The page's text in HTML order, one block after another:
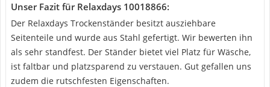
Unser Fazit für Relaxdays 10018866:
Der Relaxdays Trockenständer besitzt ausziehbare
Seitenteile und wurde aus Stahl gefertigt. Wir bewerten ihn
als sehr standfest. Der Ständer bietet viel Platz für Wäsche,
ist faltbar und platzsparend zu verstauen. Gut gefallen uns
zudem die rutschfesten Eigenschaften.